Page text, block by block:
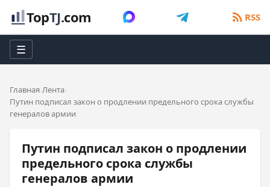
TopTJ.com RSS
☰
Главная Лента
Путин подписал закон о продлении предельного срока службы
генералов армии
Путин подписал закон о продлении
предельного срока службы
генералов армии